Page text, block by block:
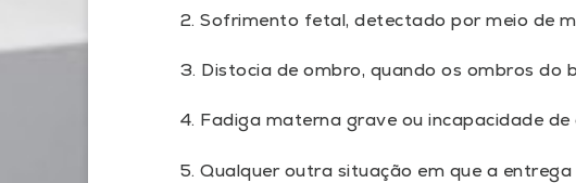
2. Sofrimento fetal, detectado por meio de
3. Distocia de ombro, quando os ombros do
4. Fadiga materna grave ou incapacidade
5. Qualquer outra situação em que a